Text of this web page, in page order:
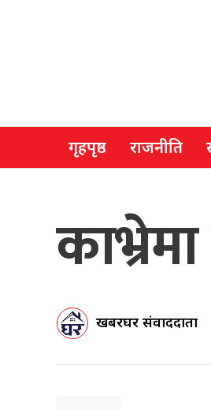
गृहपृष्ठ राजनीति
खबरघर संवाददाता